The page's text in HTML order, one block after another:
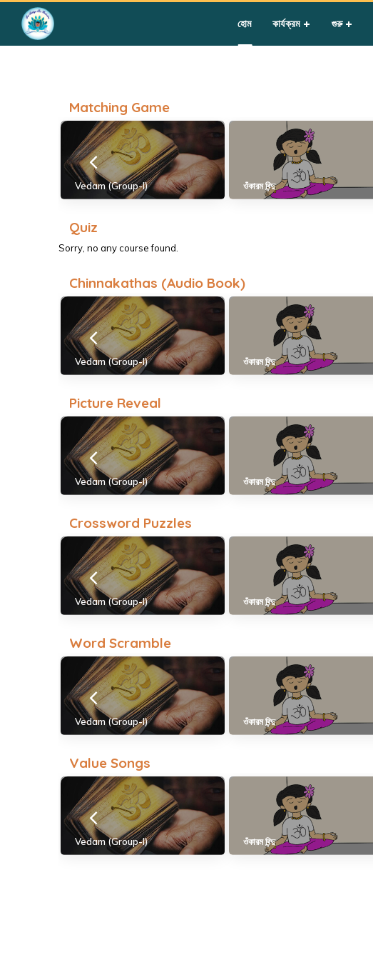
হোম কার্যক্রম গুরু
Matching Game
Vedam (Group-I) ওঁকারম বিন্দু
Quiz
Sorry, no any course found.
Chinnakathas (Audio Book)
Vedam (Group-I) ওঁকারম বিন্দু
Picture Reveal
Vedam (Group-I) ওঁকারম বিন্দু
Crossword Puzzles
Vedam (Group-I) ওঁকারম বিন্দু
Word Scramble
Vedam (Group-I) ওঁকারম বিন্দু
Value Songs
Vedam (Group-I) ওঁকারম বিন্দু